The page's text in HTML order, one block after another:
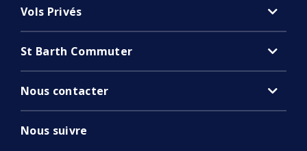
Vols Privés
St Barth Commuter
Nous contacter
Nous suivre